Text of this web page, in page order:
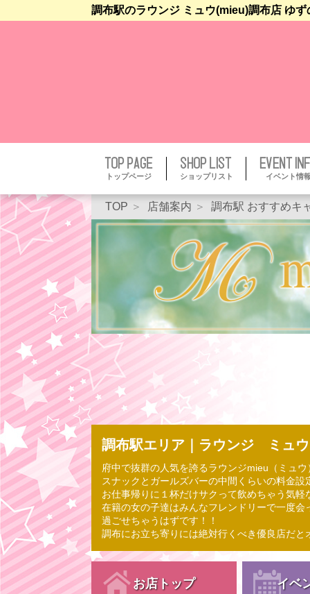
調布駅のラウンジ ミュウ(mieu)調布店 ゆ
トップページ ショップリスト イベント情
TOP 店舗案内 調布駅 おすすめキ
調布駅エリア｜ラウンジ ミュ
府中で抜群の人気を誇るラウンジmieu（ミュ
スナックとガールズバーの中間くらいの料金
お仕事帰りに１杯だけサクって飲めちゃう気軽
在籍の女の子達はみんなフレンドリーで一度
過ごせちゃうはずです！！
調布にお立ち寄りには絶対行くべき優良店だと
お店トップ イベ